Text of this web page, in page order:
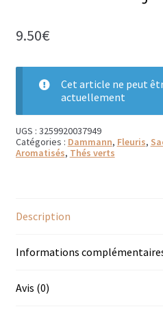
Bougies parfumées
Diffuseurs de parfum
Sachets parfumés
Savons solides et liquides
Savons liquides et
9.50€
Cet article ne peut
actuellement
UGS : 3259920037949
Catégories : Dammann, Fleuris,
Aromatisés, Thés verts
Description
Informations
Avis (0)